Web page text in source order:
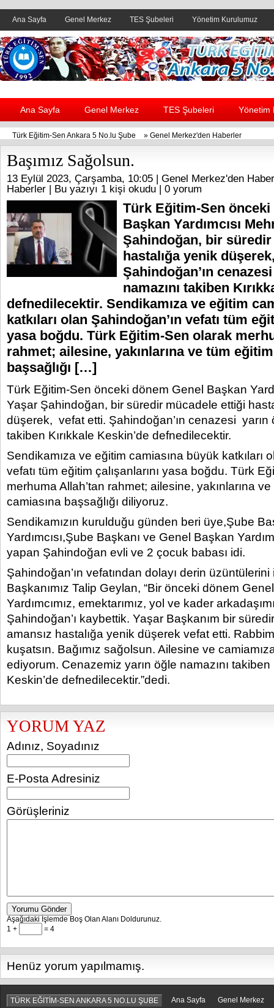
Ana Sayfa Genel Merkez TES Şubeleri Yönetim Kurulumuz
Header yanı reklam alanı
Ana Sayfa Genel Merkez TES Şubeleri Yönetim
Türk Eğitim-Sen Ankara 5 No.lu Şube » Genel Merkez'den Haberler
Başımız Sağolsun.
13 Eylül 2023, Çarşamba, 10:05 | Genel Merkez'den
Haberler | Bu yazıyı 1 kişi okudu | 0 yorum
Türk Eğitim-Sen önceki
Başkan Yardımcısı
Şahindoğan, bir
hastalığa yenik
Şahindoğan’ın
namazını takiben
defnedilecektir. Sendikamıza ve eğitim
katkıları olan Şahindoğan’ın vefatı tüm
yasa boğdu. Türk Eğitim-Sen olarak
rahmet; ailesine, yakınlarına ve tüm
başsağlığı […]
Türk Eğitim-Sen önceki dönem Genel Başkan
Yaşar Şahindoğan, bir süredir mücadele ettiği
düşerek, vefat etti. Şahindoğan’ın cenazesi yarın
takiben Kırıkkale Keskin’de defnedilecektir.
Sendikamıza ve eğitim camiasına büyük katkıları
vefatı tüm eğitim çalışanlarını yasa boğdu. Türk
merhuma Allah’tan rahmet; ailesine, yakınlarına
camiasına başsağlığı diliyoruz.
Sendikamızın kurulduğu günden beri üye,Şube
Yardımcısı,Şube Başkanı ve Genel Başkan
yapan Şahindoğan evli ve 2 çocuk babası idi.
Şahindoğan’ın vefatından dolayı derin
Başkanımız Talip Geylan, “Bir önceki dönem
Yardımcımız, emektarımız, yol ve kader
Şahindoğan’ı kaybettik. Yaşar Başkanım bir
amansız hastalığa yenik düşerek vefat etti.
kuşatsın. Bağımız sağolsun. Ailesine ve
ediyorum. Cenazemiz yarın öğle namazını takiben
Keskin’de defnedilecektir.”dedi.
YORUM YAZ
Adınız, Soyadınız
E-Posta Adresiniz
Görüşleriniz
Yorumu Gönder
Aşağıdaki İşlemde Boş Olan Alanı Doldurunuz.
1 +
= 4
Henüz yorum yapılmamış.
TÜRK EĞİTİM-SEN ANKARA 5 NO.LU ŞUBE Ana Sayfa Genel Merkez